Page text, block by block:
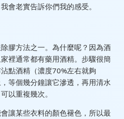
會老實告訴你們我的感受。
膠方法之一。為什麼呢？因為酒
裡通常都有藥用酒精。步驟很簡
點酒精（濃度70%左右就夠
等個幾分鐘讓它滲透，再用清水
以重複幾次。
讓某些衣料的顏色褪色，所以最